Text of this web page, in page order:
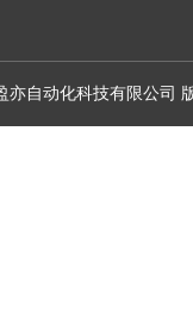
亦自动化科技有限公司